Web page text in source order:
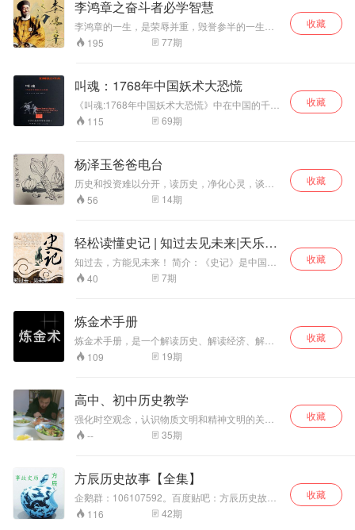
经历为线索，记述了从晚清到民国期间，中国发
生的如戊戌风云、辛亥革命、张勋复辟等事件，
以及他的看法，客观地反映了中国从帝制到共和
的艰难过渡。
李鸿章之奋斗者必学智慧
李鸿章的一生，是荣辱并重，毁誉参半的一生，
他在乱世中的智慧谋略，面对巨大变局所展现出
的勇气，值得我们去思考学习。
195 77期
收藏
叫魂：1768年中国妖术大恐慌
《叫魂:1768年中国妖术大恐慌》中在中国的千年
帝制时代，清高宗弘历可谓是空前绝后的一人，
然而在乾隆盛世达到登峰造极的时候，整个大清
里，这股妖风冲击到了半个中国，百姓为之人心
惶惶，官员为之疲于奔命，皇帝为之寝食不宁。
在讲述叫魂故事的过程中，《叫魂:1768年中国妖
术大恐慌》重在讨论这背后的历史意蕴。叫魂故
_天风城、费雯莲的有声小屋、汝盼儿、Daisy洳
雪、老妖、君心先生、鬼慈、招财进宝福、笑
笑、饺子、君子吹、黑兔子、石头剪刀布赢了能
怎样、清竹小筑、萱萱爱甜甜、张小杨、初念初
辑！
115 69期
收藏
杨泽玉爸爸电台
历史和投资难以分开，读历史，净化心灵，谈投
资，一起进步， 分享一下个人的见解
56 14期
收藏
轻松读懂史记 | 知过去见未来|天乐股
评
知过去，方能见未来！ 简介：《史记》是中国首
部纪传体通史，记载了上至黄帝，下至汉武帝共
3000多年的历史，对史学和文学的发展都产生了
的文学价值。 主播简介：自创大数据高低点研判
法，曾担任某上市公司证券部经理，13年股市遨
游，看透股市沉浮。每天发布收评分析报告，准
确研判行情！
40 7期
收藏
炼金术手册
炼金术手册，是一个解读历史、解读经济、解读
电影、解读人物的大杂烩。主播炼金君，从事电
视工作十年，平时的爱好就是读书、写字。读
这个平台，可以用声音的方式与大家交流。
109 19期
收藏
高中、初中历史教学
强化时空观念，认识物质文明和精神文明的关
系，-- 35期
收藏
方辰历史故事【全集】
企鹅群：106107592。百度贴吧：方辰历史故事
吧。微信公众号：Fcgs073。 客官只需要提一个
人名或者时代。方辰就会从自己的视角换您一个
116 42期
收藏